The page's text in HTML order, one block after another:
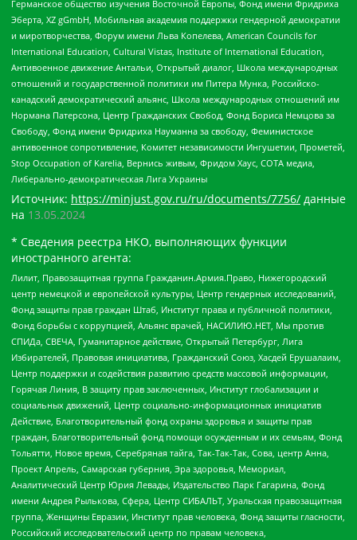
Германское общество изучения Восточной Европы, Фонд имени Фридриха
Эберта, XZ gGmbH, Мобильная академия поддержки гендерной демократии
и миротворчества, Форум имени Льва Копелева, American Councils for
International Education, Cultural Vistas, Institute of International Education,
Антивоенное движение Антальи, Открытый диалог, Школа международных
отношений и государственной политики им Питера Мунка, Российско-
канадский демократический альянс, Школа международных отношений им
Нормана Патерсона, Центр Гражданских Свобод, Фонд Бориса Немцова за
Свободу, Фонд имени Фридриха Науманна за свободу, Феминистское
антивоенное сопротивление, Комитет независимости Ингушетии, Прометей,
Stop Occupation of Karelia, Вернись живым, Фридом Хаус, СОТА медиа,
Либерально-демократическая Лига Украины
Источник: https://minjust.gov.ru/ru/documents/7756/ данные
на 13.05.2024
* Сведения реестра НКО, выполняющих функции
иностранного агента:
Лилит, Правозащитная группа Гражданин.Армия.Право, Нижегородский
центр немецкой и европейской культуры, Центр гендерных исследований,
Фонд защиты прав граждан Штаб, Институт права и публичной политики,
Фонд борьбы с коррупцией, Альянс врачей, НАСИЛИЮ.НЕТ, Мы против
СПИДа, СВЕЧА, Гуманитарное действие, Открытый Петербург, Лига
Избирателей, Правовая инициатива, Гражданский Союз, Хасдей Ерушалаим,
Центр поддержки и содействия развитию средств массовой информации,
Горячая Линия, В защиту прав заключенных, Институт глобализации и
социальных движений, Центр социально-информационных инициатив
Действие, Благотворительный фонд охраны здоровья и защиты прав
граждан, Благотворительный фонд помощи осужденным и их семьям, Фонд
Тольятти, Новое время, Серебряная тайга, Так-Так-Так, Сова, центр Анна,
Проект Апрель, Самарская губерния, Эра здоровья, Мемориал,
Аналитический Центр Юрия Левады, Издательство Парк Гагарина, Фонд
имени Андрея Рылькова, Сфера, Центр СИБАЛЬТ, Уральская правозащитная
группа, Женщины Евразии, Институт прав человека, Фонд защиты гласности,
Российский исследовательский центр по правам человека,